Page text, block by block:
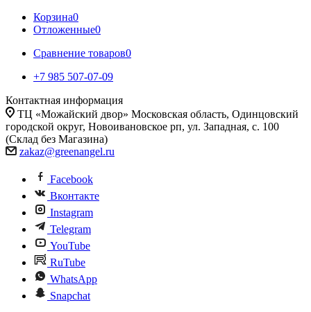
Корзина0
Отложенные0
Сравнение товаров0
+7 985 507-07-09
Контактная информация
ТЦ «Можайский двор» Московская область, Одинцовский
городской округ, Новоивановское рп, ул. Западная, с. 100
(Склад без Магазина)
zakaz@greenangel.ru
Facebook
Вконтакте
Instagram
Telegram
YouTube
RuTube
WhatsApp
Snapchat